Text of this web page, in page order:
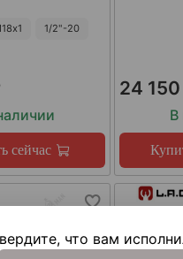
1/2"-20
сейчас
24
В
что вам